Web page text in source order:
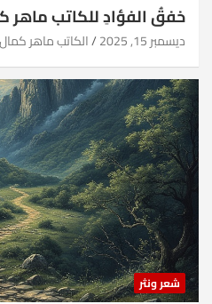
خفقُ الفؤادِ للكاتب ماهر
ديسمبر 15, 2025 الكاتب ماهر
شعر ونثر